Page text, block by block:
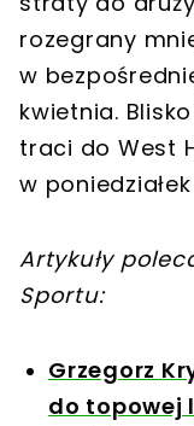
rozegrany
w
kwietnia.
traci do West
w
Artykuły
Sportu:
Grzegorz
do topowej